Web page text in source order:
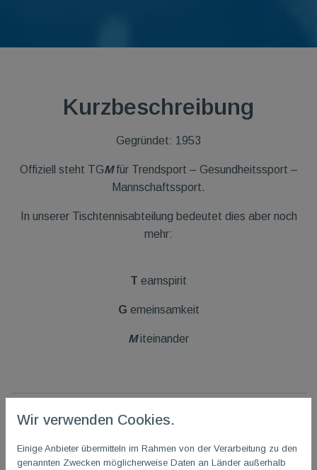
Kurzbeschreibung
Gegründet: 1953
Offiziell steht TGMfür Trendsport – Gesundheitssport –
Mannschaftssport.
In unserer Tischtennisabteilung bedeutet dies aber noch
mehr:
T eamspirit
G emeinsamkeit
Miteinander
Kursangebote
Wir verwenden Cookies.
Einige Anbieter übermitteln im Rahmen von der Verarbeitung zu den
genannten Zwecken möglicherweise Daten an Länder außerhalb